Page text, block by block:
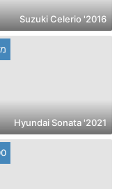
2016' Suzuki Celerio
2021' Hyundai Sonata